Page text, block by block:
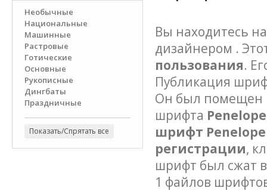
Необычные
Национальные
Машинные
Растровые
Готические
Основные
Рукописные
Дингбаты
Праздничные
Показать/Спрятать все
Вы находитесь
дизайнером .
пользования.
Публикация
Он был помещен
шрифта
шрифт Penelope
регистрации,
шрифт был сжат
1 файлов